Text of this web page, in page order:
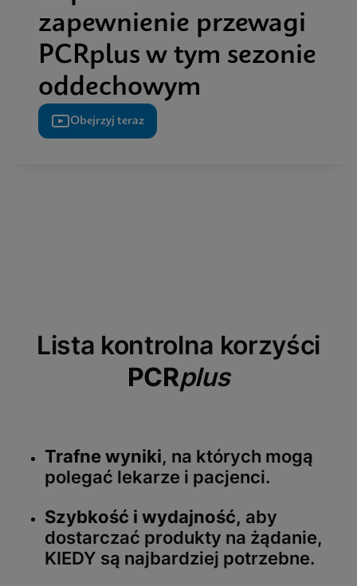
zapewnienie przewagi
PCRplus w tym sezonie
oddechowym
Obejrzyj teraz
Lista kontrolna korzyści
PCRplus
Trafne wyniki, na których mogą
polegać lekarze i pacjenci.
Szybkość i wydajność, aby
dostarczać produkty na żądanie,
KIEDY są najbardziej potrzebne.